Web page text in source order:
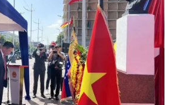
ESPAÑOL